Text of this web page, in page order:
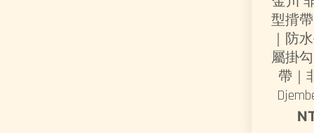
型揹
｜防
屬掛
帶｜